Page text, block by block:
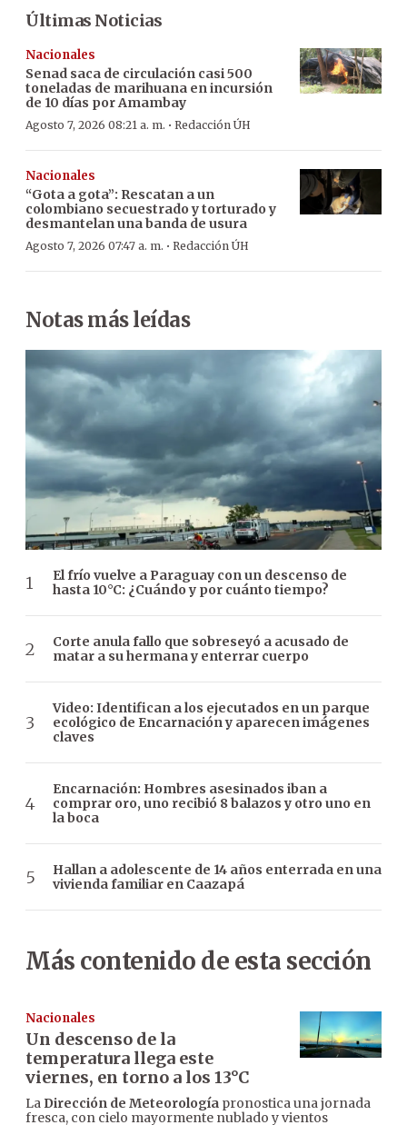
Últimas Noticias
Nacionales
Senad saca de circulación casi 500
toneladas de marihuana en incursión
de 10 días por Amambay
Agosto 7, 2026 08:21 a. m. · Redacción ÚH
Nacionales
“Gota a gota”: Rescatan a un
colombiano secuestrado y torturado y
desmantelan una banda de usura
Agosto 7, 2026 07:47 a. m. · Redacción ÚH
Notas más leídas
El frío vuelve a Paraguay con un descenso de
hasta 10°C: ¿Cuándo y por cuánto tiempo?
Corte anula fallo que sobreseyó a acusado de
matar a su hermana y enterrar cuerpo
Video: Identifican a los ejecutados en un parque
ecológico de Encarnación y aparecen imágenes
claves
Encarnación: Hombres asesinados iban a
comprar oro, uno recibió 8 balazos y otro uno en
la boca
Hallan a adolescente de 14 años enterrada en una
vivienda familiar en Caazapá
Más contenido de esta sección
Nacionales
Un descenso de la
temperatura llega este
viernes, en torno a los 13°C
La Dirección de Meteorología pronostica una jornada
fresca, con cielo mayormente nublado y vientos